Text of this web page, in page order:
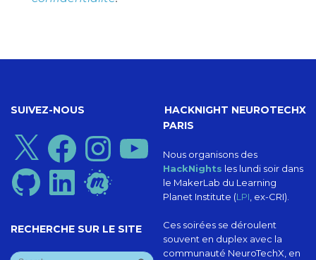
SUIVEZ-NOUS
X FacebookInstagram
GitHub LinkedIn Meetup
RECHERCHE SUR LE SITE
HACKNIGHT NEUROTECHX
PARIS
Nous organisons des
HackNights les lundi soir dans
le MakerLab du Learning
Planet Institute (LPI, ex-CRI).
Ces soirées se déroulent
souvent en duplex avec la
communauté NeuroTechX, en